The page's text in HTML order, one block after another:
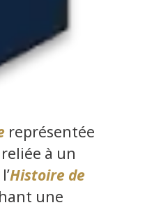
représentée
à un
Histoire de
une